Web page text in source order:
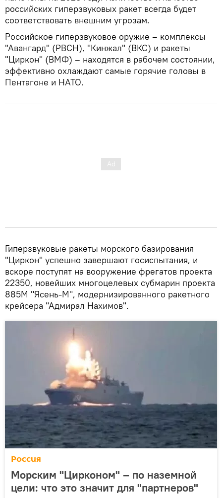
российских гиперзвуковых ракет всегда будет
соответствовать внешним угрозам.
Российское гиперзвуковое оружие – комплексы
"Авангард" (РВСН), "Кинжал" (ВКС) и ракеты
"Циркон" (ВМФ) – находятся в рабочем состоянии,
эффективно охлаждают самые горячие головы в
Пентагоне и НАТО.
Гиперзвуковые ракеты морского базирования
"Циркон" успешно завершают госиспытания, и
вскоре поступят на вооружение фрегатов проекта
22350, новейших многоцелевых субмарин проекта
885М "Ясень-М", модернизированного ракетного
крейсера "Адмирал Нахимов".
Россия
Морским "Цирконом" – по наземной
цели: что это значит для "партнеров"